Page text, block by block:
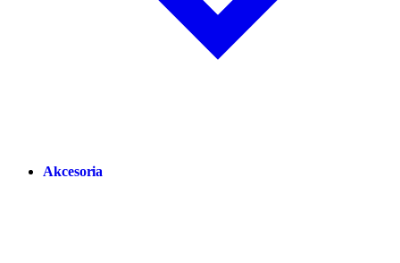
Akcesoria